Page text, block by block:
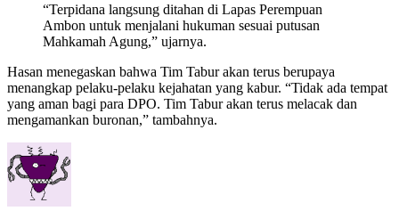
“Terpidana langsung ditahan di Lapas Perempuan
Ambon untuk menjalani hukuman sesuai putusan
Mahkamah Agung,” ujarnya.
Hasan menegaskan bahwa Tim Tabur akan terus berupaya
menangkap pelaku-pelaku kejahatan yang kabur. “Tidak ada tempat
yang aman bagi para DPO. Tim Tabur akan terus melacak dan
mengamankan buronan,” tambahnya.